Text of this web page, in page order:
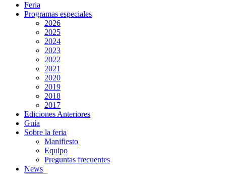
Feria
Programas especiales
2026
2025
2024
2023
2022
2021
2020
2019
2018
2017
Ediciones Anteriores
Guía
Sobre la feria
Manifiesto
Equipo
Preguntas frecuentes
News